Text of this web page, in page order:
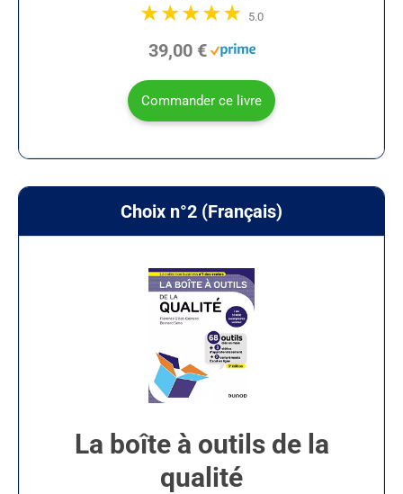
5.0
39,00 €
Commander ce livre
Choix n°2 (Français)
La boîte à outils de la
qualité